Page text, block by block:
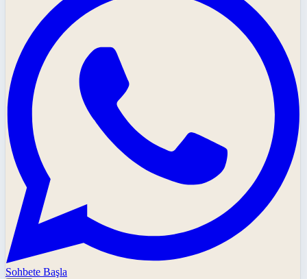
Sohbete Başla